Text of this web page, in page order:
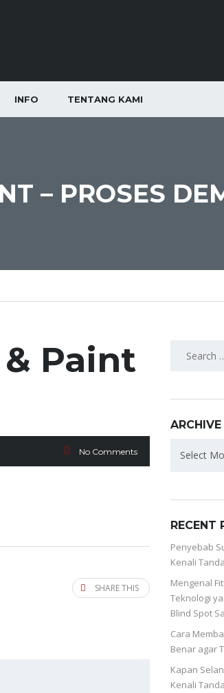
INFO TENTANG KAMI
– PROSES
Paint
No Comments
SHARE THIS
SEARCH
ARCHIVE
ARCHIVE
Select
RECENT
Penyebab
Kenali
Mengenal
Teknologi
Blind Spot
Cara
Benar agar
Kapan
Kenali